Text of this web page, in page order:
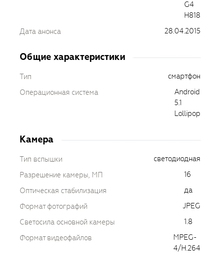
G4
H818
Дата анонса
28.04.2015
Общие характеристики
Тип
смартфон
Операционная система
Android
5.1
Lollipop
Камера
Тип вспышки
светодиодная
Разрешение камеры, МП
16
Оптическая стабилизация
да
Формат фотографий
JPEG
Светосила основной камеры
1.8
Формат видеофайлов
MPEG-
4/H.264